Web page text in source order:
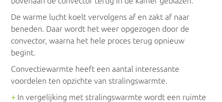
Gasgeisers
Condensatiegeisers
Doorstromers
De warme lucht koelt vervolgens af en zakt af naar
beneden. Daar wordt het weer opgezogen door de
convector, waarna het hele proces terug opnieuw
begint.
Convectiewarmte heeft een aantal interessante
voordelen ten opzichte van stralingswarmte.
+ In vergelijking met stralingswarmte wordt een ruimte